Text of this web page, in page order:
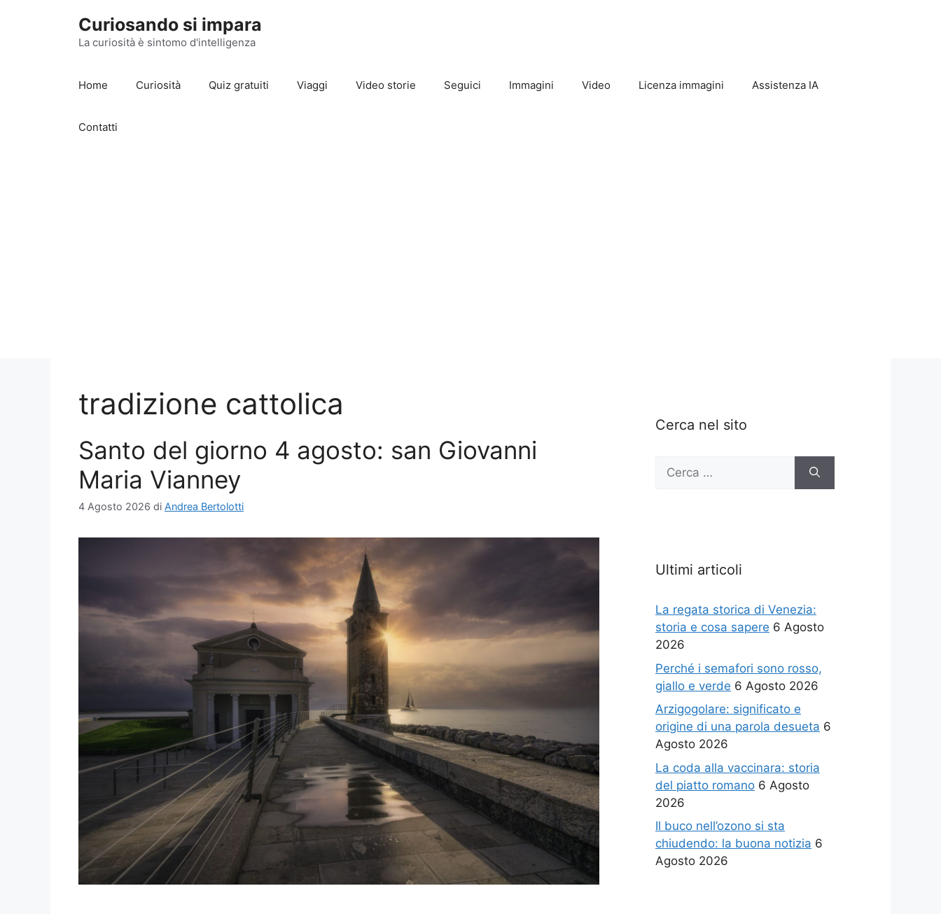
Curiosando si impara
La curiosità è sintomo d'intelligenza
Home Curiosità Quiz gratuiti Viaggi Video storie Seguici Immagini Video Licenza immagini Assistenza IA
Contatti
tradizione cattolica
Santo del giorno 4 agosto: san Giovanni
Maria Vianney
4 Agosto 2026 di Andrea Bertolotti
Cerca nel sito
Ricerca
Ultimi articoli
La regata storica di Venezia:
storia e cosa sapere 6 Agosto
2026
Perché i semafori sono rosso,
giallo e verde 6 Agosto 2026
Arzigogolare: significato e
origine di una parola desueta 6
Agosto 2026
La coda alla vaccinara: storia
del piatto romano 6 Agosto
2026
Il buco nell’ozono si sta
chiudendo: la buona notizia 6
Agosto 2026